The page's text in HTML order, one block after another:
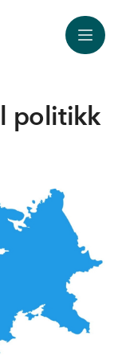
Meny
politikk